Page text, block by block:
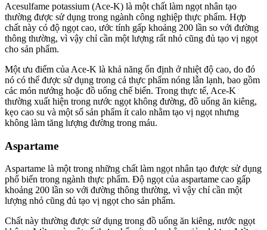
Acesulfame potassium (Ace-K) là một chất làm ngọt nhân tạo
thường được sử dụng trong ngành công nghiệp thực phẩm. Hợp
chất này có độ ngọt cao, ước tính gấp khoảng 200 lần so với đường
thông thường, vì vậy chỉ cần một lượng rất nhỏ cũng đủ tạo vị ngọt
cho sản phẩm.
Một ưu điểm của Ace-K là khả năng ổn định ở nhiệt độ cao, do đó
nó có thể được sử dụng trong cả thực phẩm nóng lẫn lạnh, bao gồm
các món nướng hoặc đồ uống chế biến. Trong thực tế, Ace-K
thường xuất hiện trong nước ngọt không đường, đồ uống ăn kiêng,
kẹo cao su và một số sản phẩm ít calo nhằm tạo vị ngọt nhưng
không làm tăng lượng đường trong máu.
Aspartame
Aspartame là một trong những chất làm ngọt nhân tạo được sử dụng
phổ biến trong ngành thực phẩm. Độ ngọt của aspartame cao gấp
khoảng 200 lần so với đường thông thường, vì vậy chỉ cần một
lượng nhỏ cũng đủ tạo vị ngọt cho sản phẩm.
Chất này thường được sử dụng trong đồ uống ăn kiêng, nước ngọt